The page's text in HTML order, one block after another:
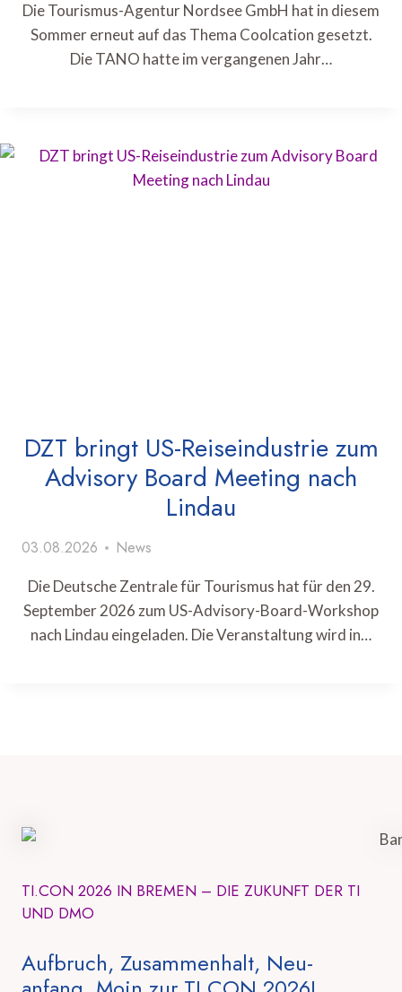
Die Tourismus-Agentur Nordsee GmbH hat in diesem
Sommer erneut auf das Thema Coolcation gesetzt.
Die TANO hatte im vergangenen Jahr…
DZT bringt US-Reiseindustrie zum
Advisory Board Meeting nach
Lindau
03.08.2026 News
Die Deutsche Zentrale für Tourismus hat für den 29.
September 2026 zum US-Advisory-Board-Workshop
nach Lindau eingeladen. Die Veranstaltung wird in…
TI.CON 2026 IN BREMEN – DIE ZUKUNFT DER TI
UND DMO
Aufbruch, Zusammenhalt, Neu-